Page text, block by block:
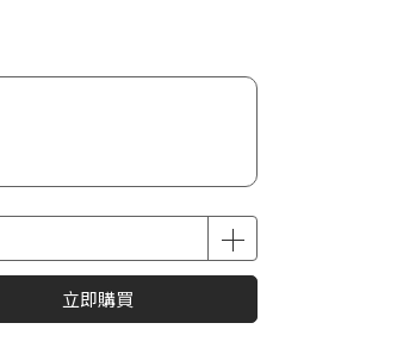
立即購買